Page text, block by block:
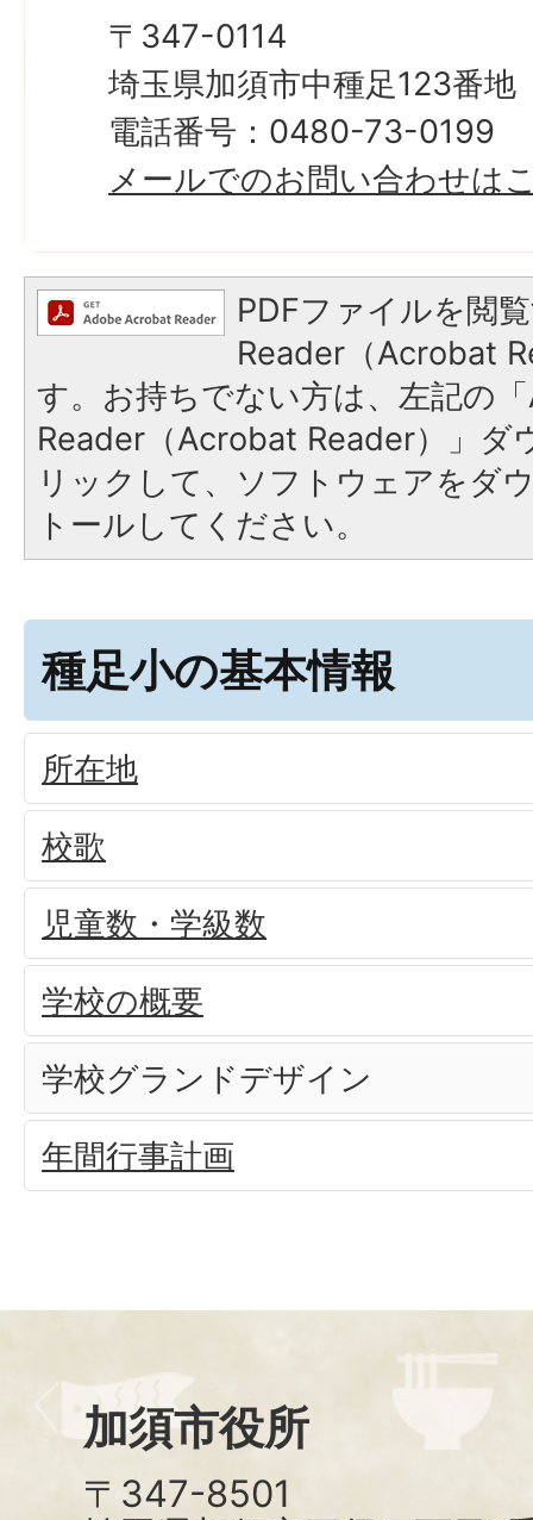
〒347-0114
埼玉県加須市中種足123番地
電話番号：0480-73-0199
メールでのお問い合わせは
PDFファイルを閲
Reader（Acrobat
す。お持ちでない方は、左記の
Reader（Acrobat Reader）」ダ
リックして、ソフトウェアをダ
トールしてください。
種足小の基本情報
所在地
校歌
児童数・学級数
学校の概要
学校グランドデザイン
年間行事計画
加須市役所
〒347-8501